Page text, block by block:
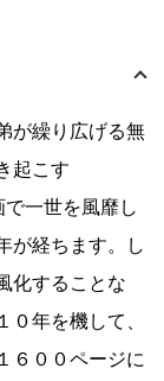
が繰り広げる無
起こす
一世を風靡し
が経ちます。し
化することな
０年を機して、
６００ページに